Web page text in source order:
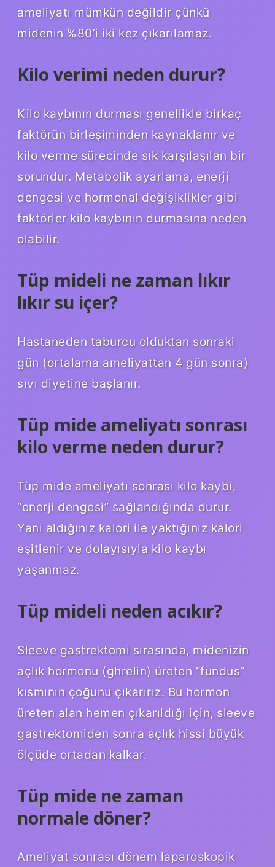
ameliyatı mümkün değildir çünkü
midenin %80’i iki kez çıkarılamaz.
Kilo verimi neden durur?
Kilo kaybının durması genellikle birkaç
faktörün birleşiminden kaynaklanır ve
kilo verme sürecinde sık karşılaşılan bir
sorundur. Metabolik ayarlama, enerji
dengesi ve hormonal değişiklikler gibi
faktörler kilo kaybının durmasına neden
olabilir.
Tüp mideli ne zaman lıkır
lıkır su içer?
Hastaneden taburcu olduktan sonraki
gün (ortalama ameliyattan 4 gün sonra)
sıvı diyetine başlanır.
Tüp mide ameliyatı sonrası
kilo verme neden durur?
Tüp mide ameliyatı sonrası kilo kaybı,
“enerji dengesi” sağlandığında durur.
Yani aldığınız kalori ile yaktığınız kalori
eşitlenir ve dolayısıyla kilo kaybı
yaşanmaz.
Tüp mideli neden acıkır?
Sleeve gastrektomi sırasında, midenizin
açlık hormonu (ghrelin) üreten “fundus”
kısmının çoğunu çıkarırız. Bu hormon
üreten alan hemen çıkarıldığı için, sleeve
gastrektomiden sonra açlık hissi büyük
ölçüde ortadan kalkar.
Tüp mide ne zaman
normale döner?
Ameliyat sonrası dönem laparoskopik